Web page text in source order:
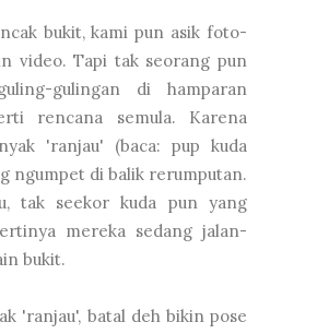
bukit, kami pun asik foto-
video. Tapi tak seorang pun
gulingan di hamparan
rencana semula. Karena
'ranjau' (baca: pup kuda
ngumpet di balik rerumputan.
tak seekor kuda pun yang
mereka sedang jalan-
bukit.
'ranjau', batal deh bikin pose